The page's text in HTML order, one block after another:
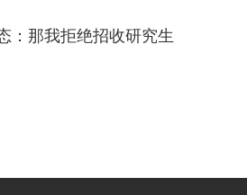
：那我拒绝招收研究生